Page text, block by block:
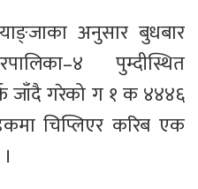
अनुसार बुधबार
पुम्दीस्थित
जाँदै गरेको ग १ क ४४४६
चिप्लिएर करिब एक